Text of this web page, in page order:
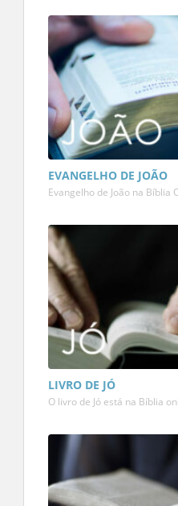
EVANGELHO DE JOÃO
Evangelho de João na Bíblia
LIVRO DE JÓ
O livro de Jó está na Bíblia